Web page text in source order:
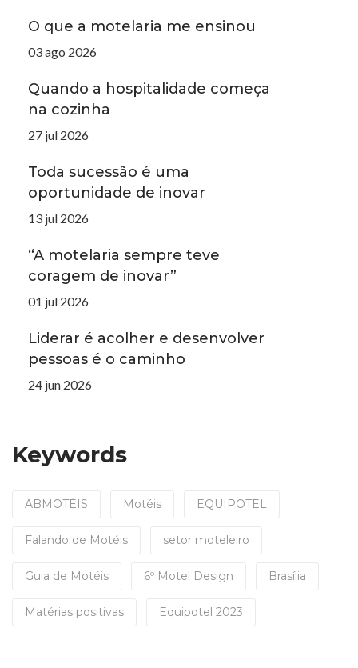
O que a motelaria me ensinou
03 ago 2026
Quando a hospitalidade começa
na cozinha
27 jul 2026
Toda sucessão é uma
oportunidade de inovar
13 jul 2026
“A motelaria sempre teve
coragem de inovar”
01 jul 2026
Liderar é acolher e desenvolver
pessoas é o caminho
24 jun 2026
Keywords
ABMOTÉIS Motéis EQUIPOTEL
Falando de Motéis setor moteleiro
Guia de Motéis 6º Motel Design Brasília
Matérias positivas Equipotel 2023